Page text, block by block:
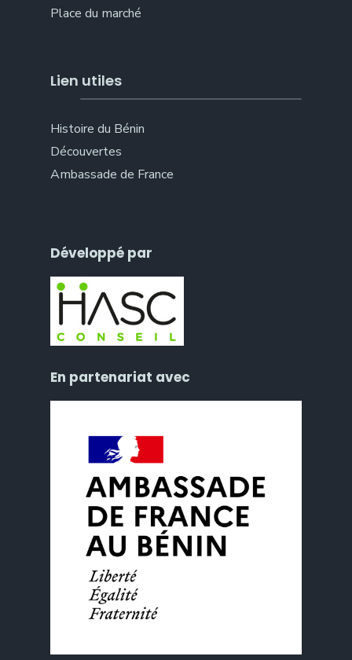
Place du marché
Lien utiles
Histoire du Bénin
Découvertes
Ambassade de France
Développé par
En partenariat avec